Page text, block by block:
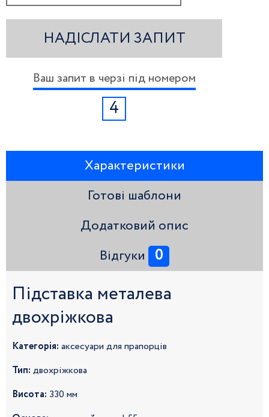
НАДІСЛАТИ ЗАПИТ
Ваш запит в черзі під номером
4
Характеристики
Готові шаблони
Додатковий опис
Відгуки 0
Підставка металева
двохріжкова
Категорія: аксесуари для прапорців
Тип: двохріжкова
Висота: 330 мм